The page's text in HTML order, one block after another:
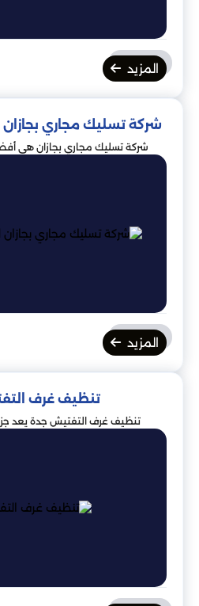
المزيد
شركة تسليك مجاري بجازان للايجار
شركة تسليك مجاري بجازان هي
المزيد
تنظيف غرف
تنظيف غرف التفتيش جدة يعد